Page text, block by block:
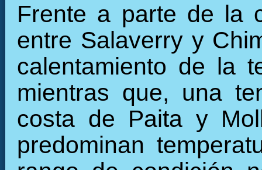
Frente a parte de la
entre Salaverry y
calentamiento de la
mientras que, una
costa de Paita y
predominan